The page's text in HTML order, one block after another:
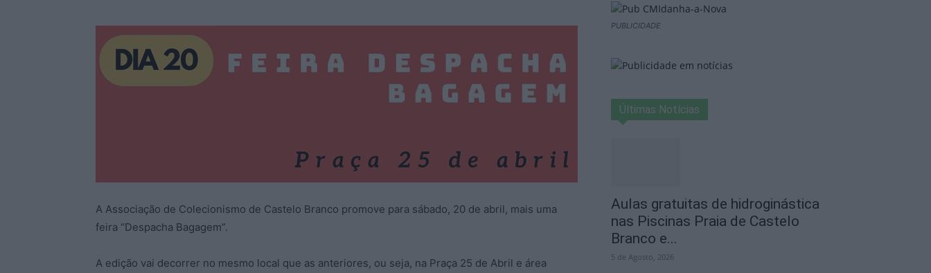
A Associação de Colecionismo de Castelo Branco promove para sábado, 20 de abril, mais uma
feira “Despacha Bagagem”.
A edição vai decorrer no mesmo local que as anteriores, ou seja, na Praça 25 de Abril e área
PUBLICIDADE
Últimas Notícias
Aulas gratuitas de hidroginástica
nas Piscinas Praia de Castelo
Branco e...
5 de Agosto, 2026